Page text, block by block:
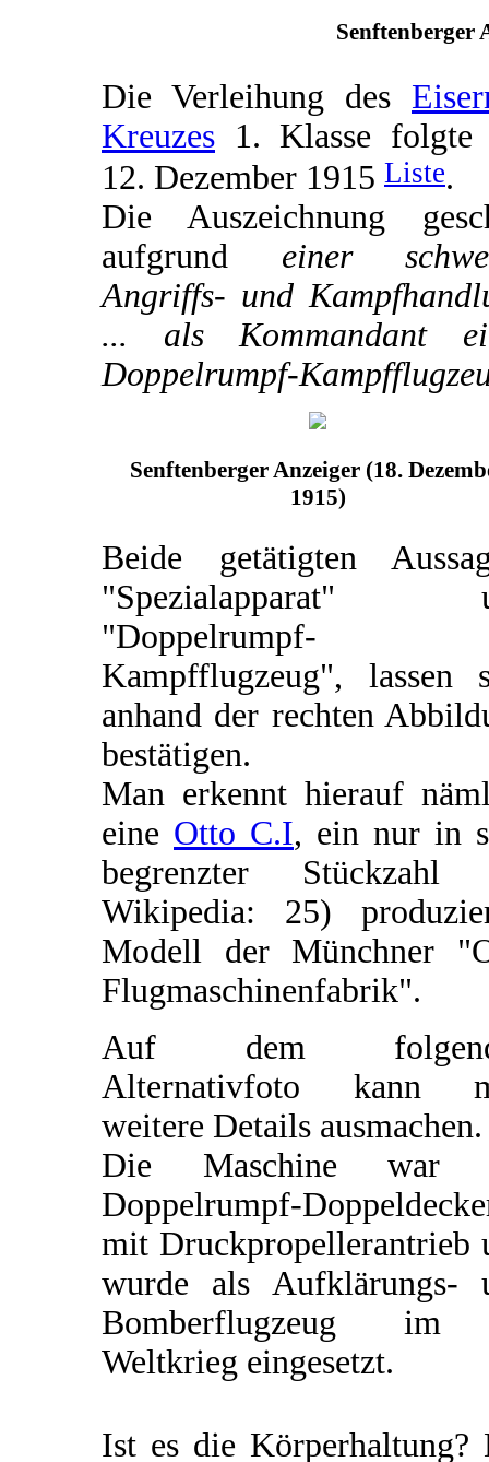
Senftenberger
Die Verleihung des
Kreuzes 1. Klasse folgte
12. Dezember 1915 Liste.
Die Auszeichnung
aufgrund einer
Angriffs- und
... als Kommandant
Doppelrumpf-
Senftenberger Anzeiger (18.
1915)
Beide getätigten
"Spezialapparat"
"Doppelrumpf-
Kampfflugzeug", lassen
anhand der rechten
bestätigen.
Man erkennt hierauf
eine Otto C.I, ein nur in
begrenzter Stückzahl
Wikipedia: 25)
Modell der Münchner
Flugmaschinenfabrik".
Auf dem
Alternativfoto kann
weitere Details ausmachen.
Die Maschine war
Doppelrumpf-
mit Druckpropellerantrieb
wurde als Aufklärungs-
Bomberflugzeug
Weltkrieg eingesetzt.
Ist es die Körperhaltung?